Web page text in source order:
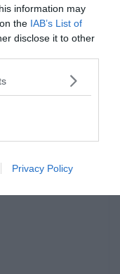
information may
the IAB’s List of
disclose it to other
Privacy Policy